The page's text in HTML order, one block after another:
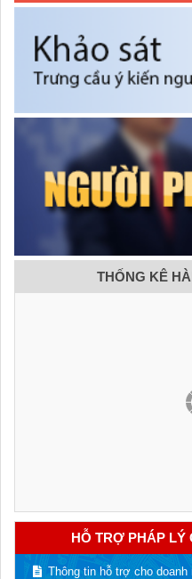
THỐNG KÊ
HỖ TRỢ PHÁP LÝ
Thông tin hỗ trợ cho doanh